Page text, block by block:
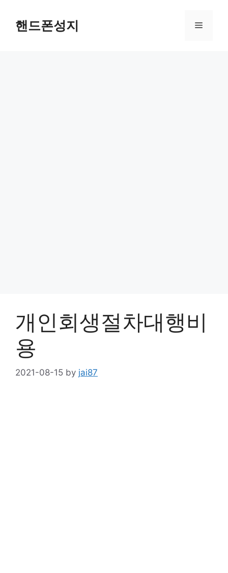
content핸드폰성지 Menu
개인회생절차대행비
용
2021-08-15 by jai87